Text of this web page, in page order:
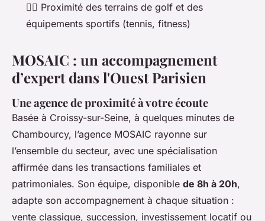
🏌️‍♂️ Proximité des terrains de golf et des
équipements sportifs (tennis, fitness)
MOSAIC : un accompagnement
d’expert dans l'Ouest Parisien
Une agence de proximité à votre écoute
Basée à Croissy-sur-Seine, à quelques minutes de
Chambourcy, l’agence MOSAIC rayonne sur
l’ensemble du secteur, avec une spécialisation
affirmée dans les transactions familiales et
patrimoniales. Son équipe, disponible de 8h à 20h,
adapte son accompagnement à chaque situation :
vente classique, succession, investissement locatif ou